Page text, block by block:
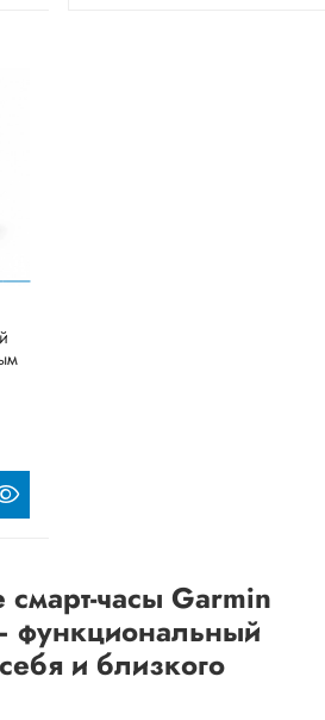
часы Garmin
функциональный
и близкого